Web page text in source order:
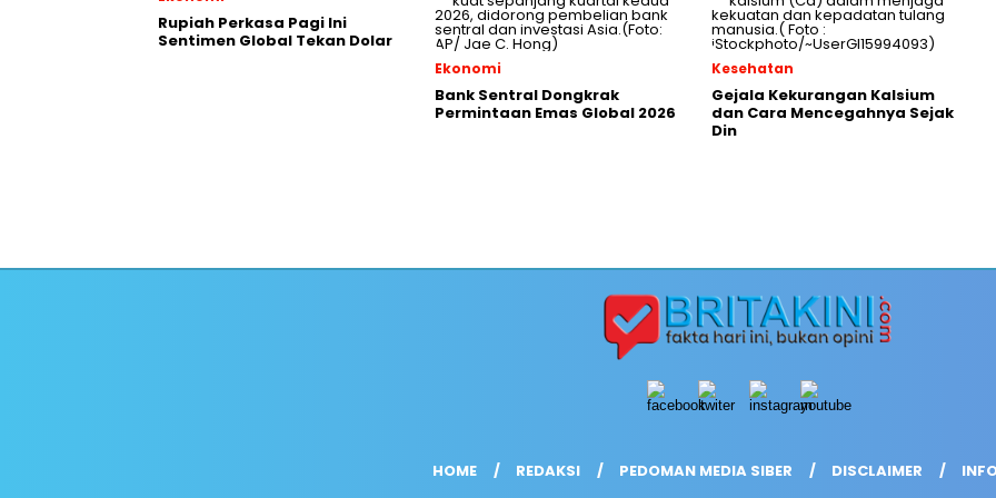
Rupiah Perkasa Pagi Ini
Sentimen Global Tekan Dolar
Ekonomi
Bank Sentral Dongkrak
Permintaan Emas Global 2026
Kesehatan
Gejala Kekurangan Kalsium
dan Cara Mencegahnya Sejak
Din
HOME REDAKSI PEDOMAN MEDIA SIBER DISCLAIMER